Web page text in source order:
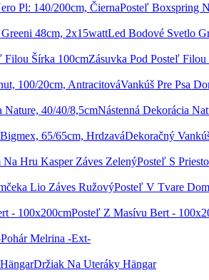
Posteľ Boxspring
Led Bodové Svetlo
Zásuvka Pod Posteľ
Vankúš Pre Psa
Nástenná Dekorácia
Dekoračný
Posteľ S
Posteľ V Tvare
Posteľ Z Masívu Bert -
Pohár Melrina -Ext-
Držiak Na Uteráky Hängar